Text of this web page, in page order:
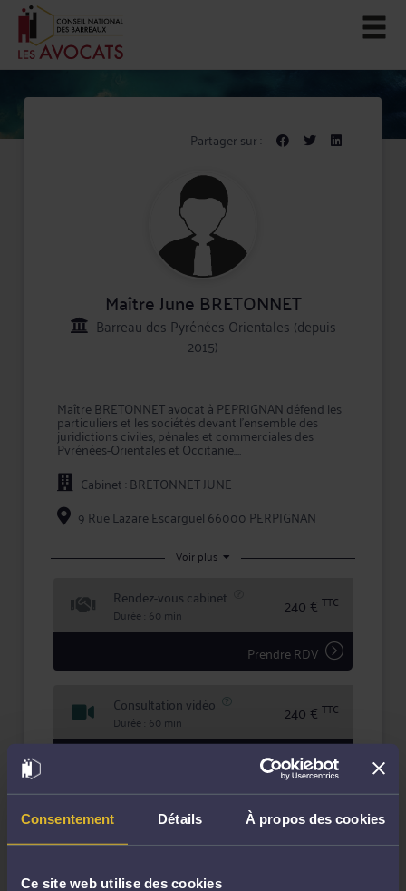
Consentement Détails À propos des cookies
Ce site web utilise des cookies
Partager sur :
Maître June BRETONNET
Barreau des Pyrénées-Orientales (depuis
2015)
Maître BRETONNET avocat à PEPRIGNAN défend les
particuliers et les sociétés devant l'ensemble des
juridictions civiles, pénales et commerciales des
Pyrénées-Orientales et Occitanie.
Elle intervient dans les contentieux suivants:
- divorce judiciaire
- divorce par consentement mutuel
- construction
- droit immobilier
- vices cachés (vente immobilière, véhicule..)
- droit bancaire: caution dirigeante
- responsabilité hospitalière et médicale
- juge des enfants
- défense des victimes (droit pénal et civil)
- création de sociétés
Cabinet : BRETONNET JUNE
9 Rue Lazare Escarguel 66000 PERPIGNAN
Voir plus
Rendez-vous cabinet
Durée : 60 min 240 € TTC
Prendre RDV
Consultation vidéo
Durée : 60 min 240 € TTC
Prendre RDV
Consultation téléphonique
Durée : 30 min 200 €TTC